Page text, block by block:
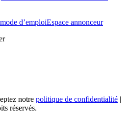
d’emploiEspace annonceur
notre politique de confidentialité |
réservés.